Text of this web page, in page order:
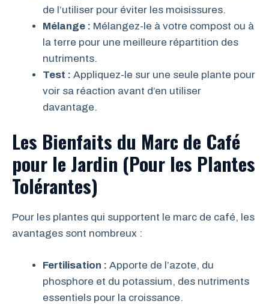
de l’utiliser pour éviter les moisissures.
Mélange : Mélangez-le à votre compost ou à
la terre pour une meilleure répartition des
nutriments.
Test : Appliquez-le sur une seule plante pour
voir sa réaction avant d’en utiliser
davantage.
Les Bienfaits du Marc de Café
pour le Jardin (Pour les Plantes
Tolérantes)
Pour les plantes qui supportent le marc de café, les
avantages sont nombreux :
Fertilisation : Apporte de l’azote, du
phosphore et du potassium, des nutriments
essentiels pour la croissance.